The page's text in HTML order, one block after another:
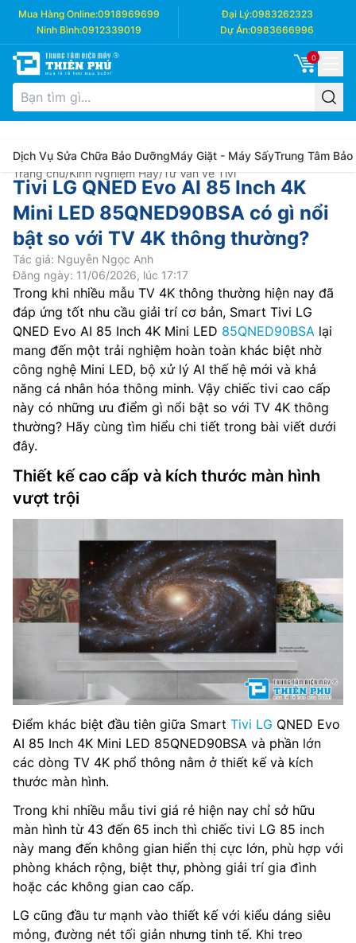
Mua Hàng Online:0918969699 Đại Lý:0983262323
Ninh Bình:0912339019 Dự Án:0983666996
0
Dịch Vụ Sửa Chữa Bảo DưỡngMáy Giặt - Máy SấyTrung Tâm Bảo
Trang chủ/Kinh Nghiệm Hay/Tư Vấn về Tivi
Tivi LG QNED Evo AI 85 Inch 4K
Mini LED 85QNED90BSA có gì nổi
bật so với TV 4K thông thường?
Tác giả: Nguyễn Ngọc Anh
Đăng ngày: 11/06/2026, lúc 17:17
Trong khi nhiều mẫu TV 4K thông thường hiện nay đã
đáp ứng tốt nhu cầu giải trí cơ bản, Smart Tivi LG
QNED Evo AI 85 Inch 4K Mini LED 85QNED90BSA lại
mang đến một trải nghiệm hoàn toàn khác biệt nhờ
công nghệ Mini LED, bộ xử lý AI thế hệ mới và khả
năng cá nhân hóa thông minh. Vậy chiếc tivi cao cấp
này có những ưu điểm gì nổi bật so với TV 4K thông
thường? Hãy cùng tìm hiểu chi tiết trong bài viết dưới
đây.
Thiết kế cao cấp và kích thước màn hình
vượt trội
Điểm khác biệt đầu tiên giữa Smart Tivi LG QNED Evo
AI 85 Inch 4K Mini LED 85QNED90BSA và phần lớn
các dòng TV 4K phổ thông nằm ở thiết kế và kích
thước màn hình.
Trong khi nhiều mẫu tivi giá rẻ hiện nay chỉ sở hữu
màn hình từ 43 đến 65 inch thì chiếc tivi LG 85 inch
này mang đến không gian hiển thị cực lớn, phù hợp với
phòng khách rộng, biệt thự, phòng giải trí gia đình
hoặc các không gian cao cấp.
LG cũng đầu tư mạnh vào thiết kế với kiểu dáng siêu
mỏng, đường nét tối giản nhưng tinh tế. Khi treo